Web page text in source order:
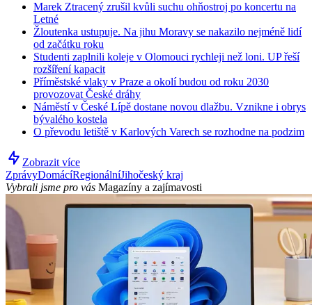
Marek Ztracený zrušil kvůli suchu ohňostroj po koncertu na
Letné
Žloutenka ustupuje. Na jihu Moravy se nakazilo nejméně lidí
od začátku roku
Studenti zaplnili koleje v Olomouci rychleji než loni. UP řeší
rozšíření kapacit
Příměstské vlaky v Praze a okolí budou od roku 2030
provozovat České dráhy
Náměstí v České Lípě dostane novou dlažbu. Vznikne i obrys
bývalého kostela
O převodu letiště v Karlových Varech se rozhodne na podzim
Zobrazit více
ZprávyDomácíRegionálníJihočeský kraj
Vybrali jsme pro vás Magazíny a zajímavosti